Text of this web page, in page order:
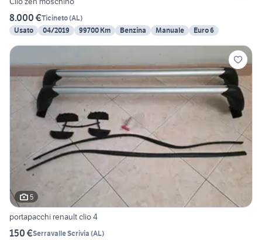
8.000 €Ticineto(AL)
Usato
04/2019 99700 Km Benzina Manuale Euro 6
5
portapacchi renault clio 4
150 €Serravalle Scrivia (AL)